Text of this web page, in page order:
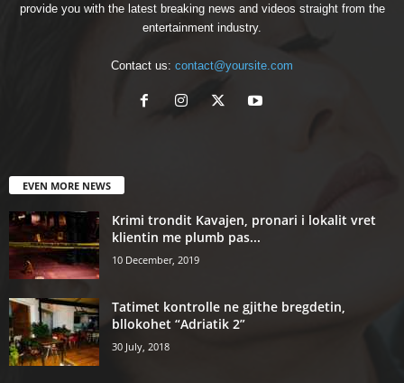
provide you with the latest breaking news and videos straight from the
entertainment industry.
Contact us: contact@yoursite.com
EVEN MORE NEWS
Krimi trondit Kavajen, pronari i lokalit vret
klientin me plumb pas...
10 December, 2019
Tatimet kontrolle ne gjithe bregdetin,
bllokohet “Adriatik 2”
30 July, 2018